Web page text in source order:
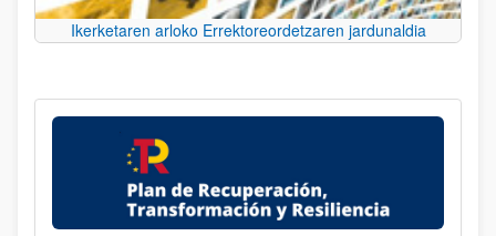
Ikerketaren arloko Errektoreordetzaren jardunaldia